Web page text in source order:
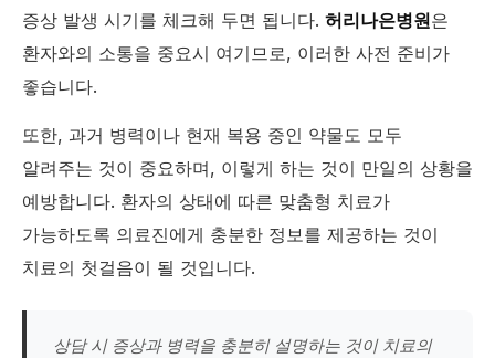
증상 발생 시기를 체크해 두면 됩니다. 허리나은병원은
환자와의 소통을 중요시 여기므로, 이러한 사전 준비가
좋습니다.
또한, 과거 병력이나 현재 복용 중인 약물도 모두
알려주는 것이 중요하며, 이렇게 하는 것이 만일의 상황을
예방합니다. 환자의 상태에 따른 맞춤형 치료가
가능하도록 의료진에게 충분한 정보를 제공하는 것이
치료의 첫걸음이 될 것입니다.
상담 시 증상과 병력을 충분히 설명하는 것이 치료의